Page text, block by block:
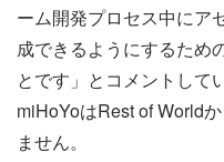
ーム開発プロセス中にア
成できるようにするため
とです」とコメントして
miHoYoはRest of World
ません。